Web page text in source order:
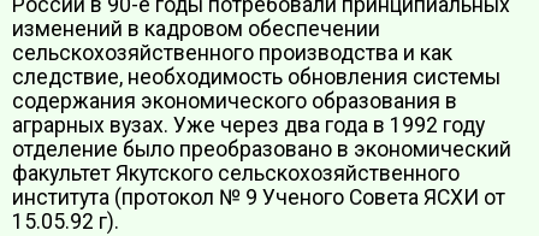
России в 90-е годы потребовали принципиальных
изменений в кадровом обеспечении
сельскохозяйственного производства и как
следствие, необходимость обновления системы
содержания экономического образования в
аграрных вузах. Уже через два года в 1992 году
отделение было преобразовано в экономический
факультет Якутского сельскохозяйственного
института (протокол № 9 Ученого Совета ЯСХИ от
15.05.92 г).